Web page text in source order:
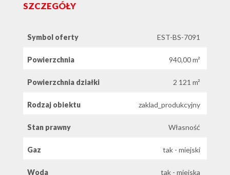
SZCZEGÓŁY
Symbol oferty EST-BS-7091
Powierzchnia 940,00 m²
Powierzchnia działki 2 121 m²
Rodzaj obiektu zaklad_produkcyjny
Stan prawny Własność
Gaz tak - miejski
Woda tak - miejska